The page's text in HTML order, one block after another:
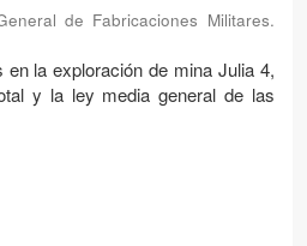
de Fabricaciones Militares.
la exploración de mina Julia 4,
y la ley media general de las